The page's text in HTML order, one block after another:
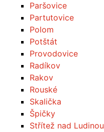
Paršovice
Partutovice
Polom
Potštát
Provodovice
Radíkov
Rakov
Rouské
Skalička
Špičky
Střítež nad Ludinou